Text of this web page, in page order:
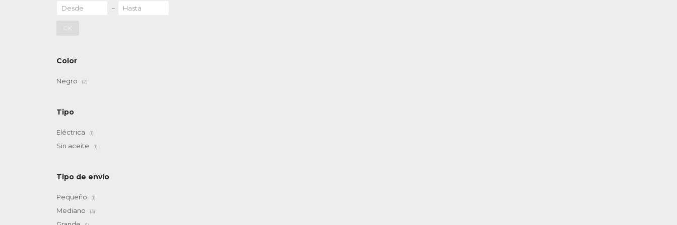
OK
Color
Negro (2)
Tipo
Eléctrica (1)
Sin aceite (1)
Tipo de envío
Pequeño (1)
Mediano (3)